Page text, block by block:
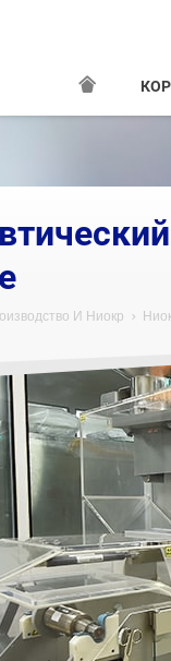
И Ниокр